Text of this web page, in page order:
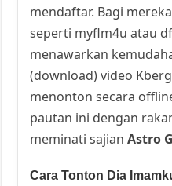
mendaftar. Bagi
seperti myflm4u atau
menawarkan
(download) video
menonton secara
pautan ini dengan
meminati sajianAstro
Cara Tonton Dia